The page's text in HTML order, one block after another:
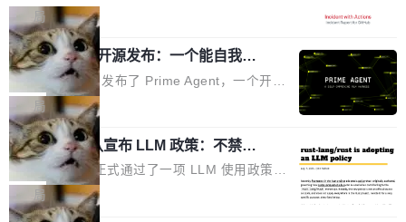
驱动你去学 CuTe，但还没被那些"邪恶的" Hopp
er++ 优化所淹没，足够容易修改和适配。 更关
键的是 FA2 的持久性...
也为产业链企业探索产品创新与商业增长打开新
的空间。 8月14日，开源鸿蒙智能硬件开发者日
（OHDD：OpenHarmony Hardware Develope
r Day）将在杭州启航。活动面向智能硬件产业
链企业和开发者，邀请行业专家与资深技术顾
问，围绕开源鸿蒙技术能力、设备适配、芯片适
配、功耗与稳定性调优、兼容性测评及统一互联
等内容展开系统讲解和实战交流，帮助企业进一
步了解开源鸿蒙在智能...
模服务降级，Actions 完全不可用超过 5 小时，
webhook 停发，连自托管 runner 也因调度层故
障无法工作。Pages、Copilot code review、C
opilot coding agent 全部受影响。从检测到完全
恢复，大约 12 小时。 这是 2026 年 8 月的第六
起事故，其中四起与 AI/Copilot 服务相关。 Git
Hub 员工 kdaigle 在 HN 讨论中贴出了一组数
据：2025 年全年 10 亿次 commit。现在，每周
2.75 亿次，全年预计 140 亿次。GitHub...
局
Prime Agent 开源发布：一个能自我改
进的编程 Agent，ARC-AGI 3 超越人类
专家基线
Prime Intellect 发布了 Prime Agent，一个开源
的编程 Agent Harness，核心设计围绕两个抽
象：Recursive Language Model（RLM）和 C
ontinual Harness。在 ARC-AGI 3 基准测试
上，Prime Agent + Opus 5 的组合达到了 95.
5% RHAE Best@1，超过了 ARC 报告的人类专
家基线 95.4%。 不是又一个 coding agent 包装
局
Rust 项目团队宣布 LLM 政策：不禁
止，但你要承认哪些代码不是你写的
Rust 语言项目正式通过了一项 LLM 使用政策，
覆盖 rust-lang/rust 单一仓库的代码贡献。这不
是项目级别的官方立场，目前由五个团队采纳，
局